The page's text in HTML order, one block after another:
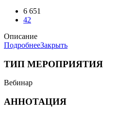
6 651
42
Описание
ПодробнееЗакрыть
ТИП МЕРОПРИЯТИЯ
Вебинар
АННОТАЦИЯ